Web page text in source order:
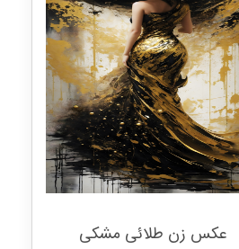
عکس زن طلائی مشکی